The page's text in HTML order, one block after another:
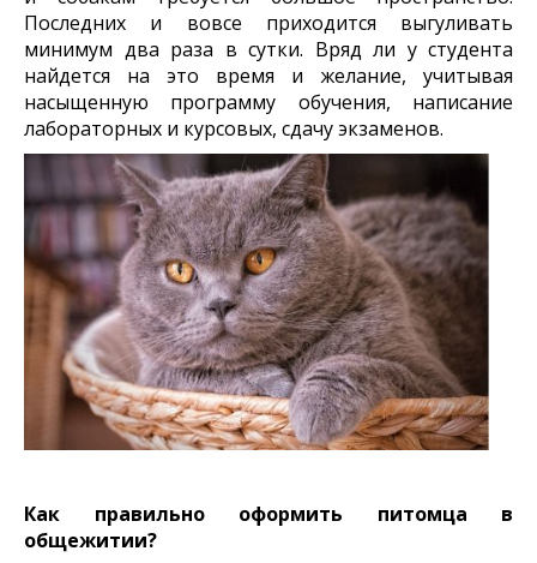
Последних и вовсе приходится выгуливать
минимум два раза в сутки. Вряд ли у студента
найдется на это время и желание, учитывая
насыщенную программу обучения, написание
лабораторных и курсовых, сдачуэкзаменов.
Как правильно оформить питомца в
общежитии?